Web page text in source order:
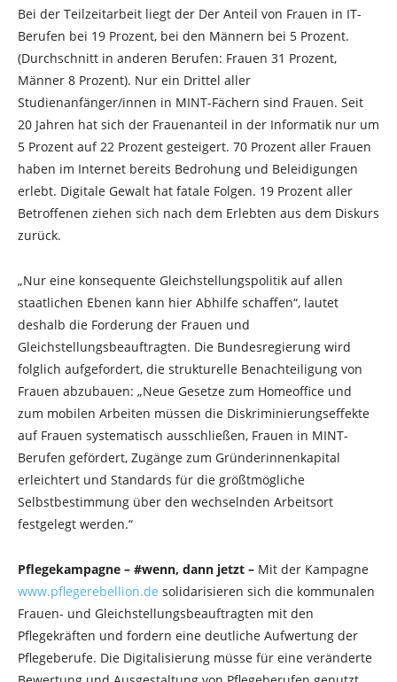
Bei der Teilzeitarbeit liegt der Der Anteil von Frauen in IT-
Berufen bei 19 Prozent, bei den Männern bei 5 Prozent.
(Durchschnitt in anderen Berufen: Frauen 31 Prozent,
Männer 8 Prozent). Nur ein Drittel aller
Studienanfänger/innen in MINT-Fächern sind Frauen. Seit
20 Jahren hat sich der Frauenanteil in der Informatik nur um
5 Prozent auf 22 Prozent gesteigert. 70 Prozent aller Frauen
haben im Internet bereits Bedrohung und Beleidigungen
erlebt. Digitale Gewalt hat fatale Folgen. 19 Prozent aller
Betroffenen ziehen sich nach dem Erlebten aus dem Diskurs
zurück.
„Nur eine konsequente Gleichstellungspolitik auf allen
staatlichen Ebenen kann hier Abhilfe schaffen“, lautet
deshalb die Forderung der Frauen und
Gleichstellungsbeauftragten. Die Bundesregierung wird
folglich aufgefordert, die strukturelle Benachteiligung von
Frauen abzubauen: „Neue Gesetze zum Homeoffice und
zum mobilen Arbeiten müssen die Diskriminierungseffekte
auf Frauen systematisch ausschließen, Frauen in MINT-
Berufen gefördert, Zugänge zum Gründerinnenkapital
erleichtert und Standards für die größtmögliche
Selbstbestimmung über den wechselnden Arbeitsort
festgelegt werden.“
Pflegekampagne – #wenn, dann jetzt – Mit der Kampagne
www.pflegerebellion.de solidarisieren sich die kommunalen
Frauen- und Gleichstellungsbeauftragten mit den
Pflegekräften und fordern eine deutliche Aufwertung der
Pflegeberufe. Die Digitalisierung müsse für eine veränderte